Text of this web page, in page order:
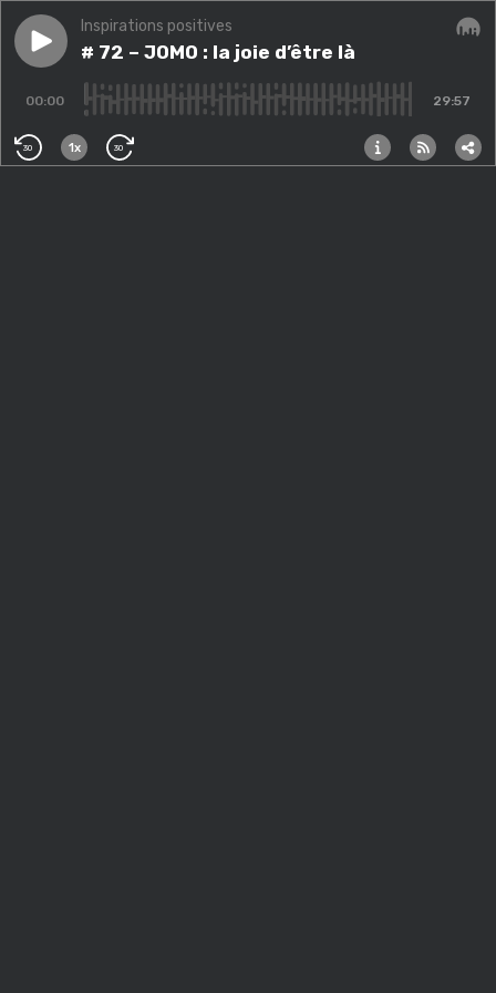
Play episode # 72 – JOMO : la joie d’être là
Inspirations positives
# 72 – JOMO : la joie d’être là
00:00 29:57
30 1x 30